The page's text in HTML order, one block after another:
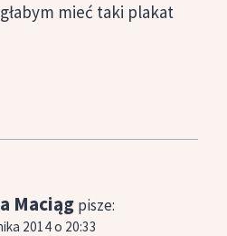
mieć taki plakat
Maciąg pisze:
2014 o 20:33